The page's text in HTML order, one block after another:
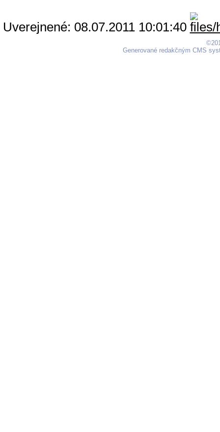
Uverejnené: 08.07.2011 10:01:40
Generované redakčným CMS